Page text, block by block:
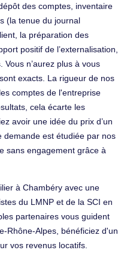
des comptes, inventaire
(la tenue du journal
la préparation des
positif de l’externalisation,
Vous n’aurez plus à vous
exacts. La rigueur de nos
comptes de l'entreprise
cela écarte les
avoir une idée du prix d’un
demande est étudiée par nos
sans engagement grâce à
à Chambéry avec une
du LMNP et de la SCI en
partenaires vous guident
Rhône-Alpes, bénéficiez d'un
vos revenus locatifs.